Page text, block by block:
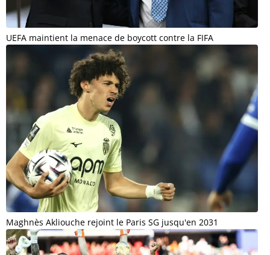
UEFA maintient la menace de boycott contre la FIFA
Maghnès Akliouche rejoint le Paris SG jusqu'en 2031